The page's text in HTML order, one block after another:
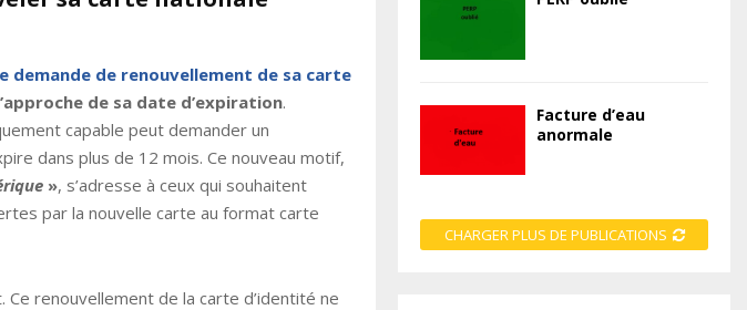
demande de renouvellement de sa carte
de sa date d’expiration.
capable peut demander un
dans plus de 12 mois. Ce nouveau motif,
», s’adresse à ceux qui souhaitent
par la nouvelle carte au format carte
renouvellement de la carte d’identité ne
Facture d’eau
anormale
CHARGER PLUS DE PUBLICATIONS